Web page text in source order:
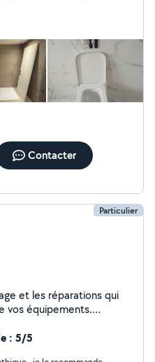
pas à me
Contacter
Particulier
et les réparations qui
vos équipements.
murales et beaucoup
en fonction de mon
: 5/5